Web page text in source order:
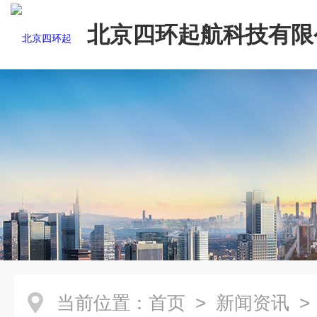
北京四环起航科技有
当前位置： 首页 > 新闻资讯 >